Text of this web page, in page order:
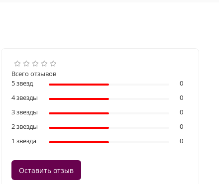
Всего отзывов
5 звезд
0
4 звезды
0
3 звезды
0
2 звезды
0
1 звезда
0
Оставить отзыв